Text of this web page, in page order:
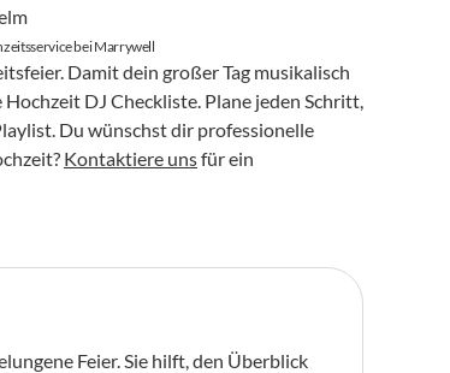
bei Marrywell
Damit dein großer Tag musikalisch
DJ Checkliste. Plane jeden Schritt,
Du wünschst dir professionelle
Kontaktiere uns für ein
Feier. Sie hilft, den Überblick